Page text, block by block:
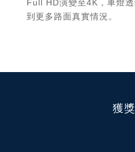
實的感受，車輛之眼-車子
到更多路面真實情況。